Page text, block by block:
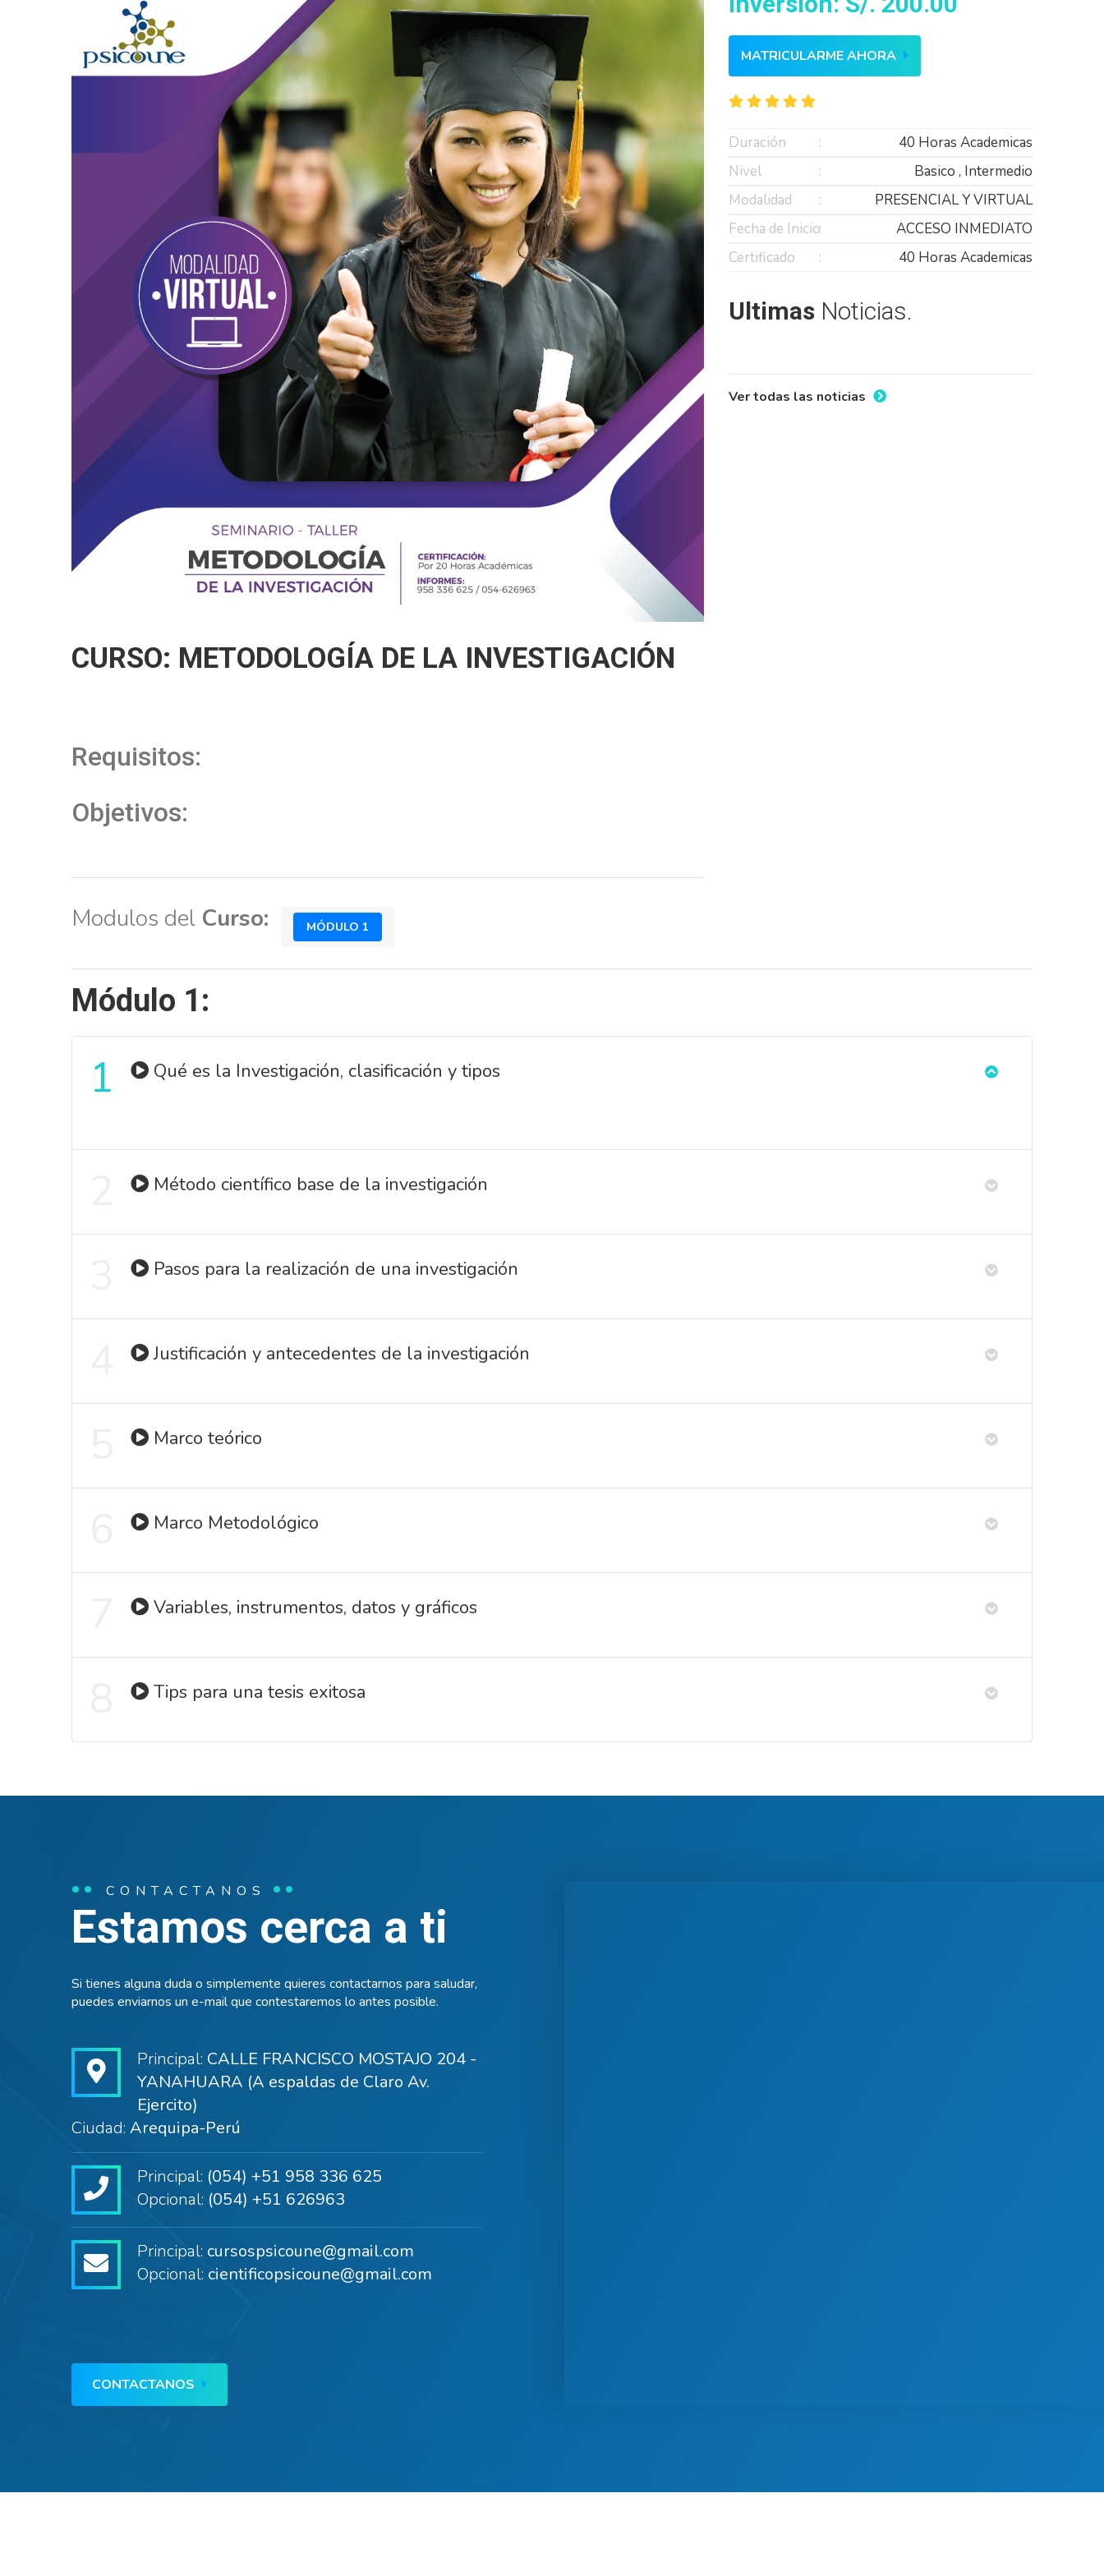
CURSO: METODOLOGÍA DE LA INVESTIGACIÓN
Requisitos:
Objetivos:
MATRICULARME AHORA
Duración
40 Horas Academicas
Nivel
Basico , Intermedio
Modalidad
PRESENCIAL Y VIRTUAL
Fecha de Inicio
ACCESO INMEDIATO
Certificado
40 Horas Academicas
Ultimas Noticias.
Ver todas las noticias
Modulos del Curso: MÓDULO 1
Módulo 1:
1 Qué es la Investigación, clasificación y tipos
Método científico base de la investigación
Pasos para la realización de una investigación
Justificación y antecedentes de la investigación
Marco teórico
Marco Metodológico
Variables, instrumentos, datos y gráficos
Tips para una tesis exitosa
CONTACTANOS
Estamos cerca a ti
Si tienes alguna duda o simplemente quieres contactarnos para saludar,
puedes enviarnos un e-mail que contestaremos lo antes posible.
Principal: CALLE FRANCISCO MOSTAJO 204 -
YANAHUARA (A espaldas de Claro Av.
Ejercito)
Ciudad: Arequipa-Perú
Principal: (054) +51 958 336 625
Opcional: (054) +51 626963
Principal: cursospsicoune@gmail.com
Opcional: cientificopsicoune@gmail.com
CONTACTANOS